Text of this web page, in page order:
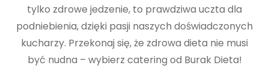
tylko zdrowe jedzenie, to prawdziwa uczta dla
podniebienia, dzięki pasji naszych doświadczonych
kucharzy. Przekonaj się, że zdrowa dieta nie musi
być nudna – wybierz catering od Burak Dieta!